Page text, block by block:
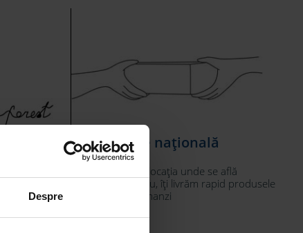
Despre
Acoperire națională
Indiferent de locația unde se află
business-ul tău, îți livrăm rapid produsele
pe care le comanzi